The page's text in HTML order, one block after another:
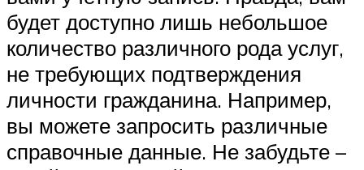
будет доступно лишь небольшое
количество различного рода услуг,
не требующих подтверждения
личности гражданина. Например,
вы можете запросить различные
справочные данные. Не забудьте –